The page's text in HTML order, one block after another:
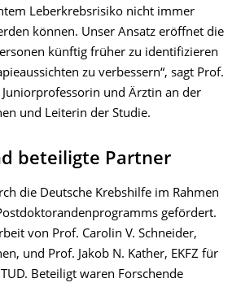
Leberkrebsrisiko nicht immer
können. Unser Ansatz eröffnet die
künftig früher zu identifizieren
zu verbessern“, sagt Prof.
Juniorprofessorin und Ärztin an der
und Leiterin der Studie.
beteiligte Partner
die Deutsche Krebshilfe im Rahmen
gefördert.
von Prof. Carolin V. Schneider,
und Prof. Jakob N. Kather, EKFZ für
Beteiligt waren Forschende